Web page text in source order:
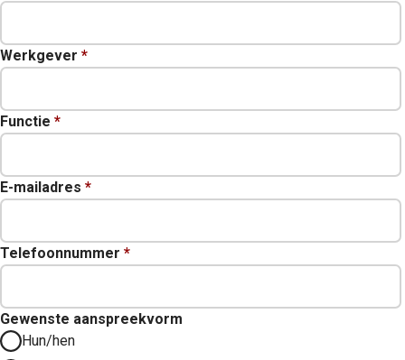
Werkgever *
Functie *
E-mailadres *
Telefoonnummer *
Gewenste aanspreekvorm
Hun/hen